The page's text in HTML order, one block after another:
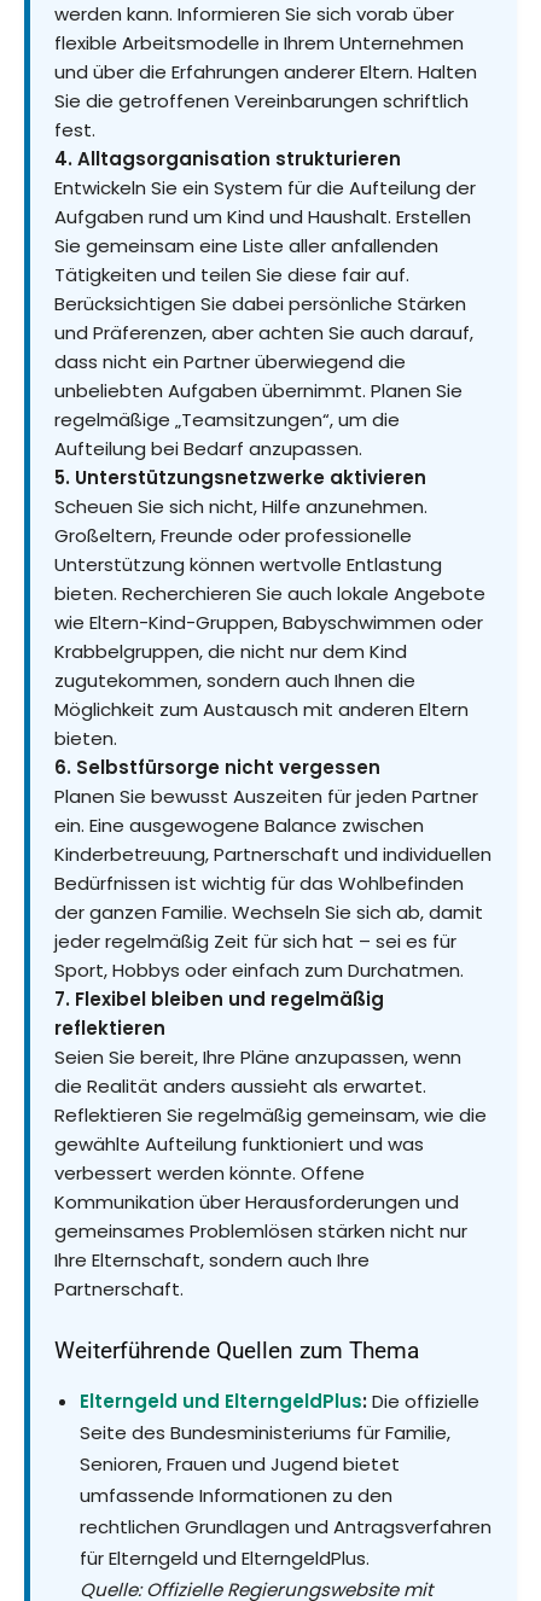
werden kann. Informieren Sie sich vorab über
flexible Arbeitsmodelle in Ihrem Unternehmen
und über die Erfahrungen anderer Eltern. Halten
Sie die getroffenen Vereinbarungen schriftlich
fest.
4. Alltagsorganisation strukturieren
Entwickeln Sie ein System für die Aufteilung der
Aufgaben rund um Kind und Haushalt. Erstellen
Sie gemeinsam eine Liste aller anfallenden
Tätigkeiten und teilen Sie diese fair auf.
Berücksichtigen Sie dabei persönliche Stärken
und Präferenzen, aber achten Sie auch darauf,
dass nicht ein Partner überwiegend die
unbeliebten Aufgaben übernimmt. Planen Sie
regelmäßige „Teamsitzungen“, um die
Aufteilung bei Bedarf anzupassen.
5. Unterstützungsnetzwerke aktivieren
Scheuen Sie sich nicht, Hilfe anzunehmen.
Großeltern, Freunde oder professionelle
Unterstützung können wertvolle Entlastung
bieten. Recherchieren Sie auch lokale Angebote
wie Eltern-Kind-Gruppen, Babyschwimmen oder
Krabbelgruppen, die nicht nur dem Kind
zugutekommen, sondern auch Ihnen die
Möglichkeit zum Austausch mit anderen Eltern
bieten.
6. Selbstfürsorge nicht vergessen
Planen Sie bewusst Auszeiten für jeden Partner
ein. Eine ausgewogene Balance zwischen
Kinderbetreuung, Partnerschaft und individuellen
Bedürfnissen ist wichtig für das Wohlbefinden
der ganzen Familie. Wechseln Sie sich ab, damit
jeder regelmäßig Zeit für sich hat – sei es für
Sport, Hobbys oder einfach zum Durchatmen.
7. Flexibel bleiben und regelmäßig
reflektieren
Seien Sie bereit, Ihre Pläne anzupassen, wenn
die Realität anders aussieht als erwartet.
Reflektieren Sie regelmäßig gemeinsam, wie die
gewählte Aufteilung funktioniert und was
verbessert werden könnte. Offene
Kommunikation über Herausforderungen und
gemeinsames Problemlösen stärken nicht nur
Ihre Elternschaft, sondern auch Ihre
Partnerschaft.
Weiterführende Quellen zum Thema
Elterngeld und ElterngeldPlus:Die offizielle
Seite des Bundesministeriums für Familie,
Senioren, Frauen und Jugend bietet
umfassende Informationen zu den
rechtlichen Grundlagen und Antragsverfahren
für Elterngeld und ElterngeldPlus.
Quelle: Offizielle Regierungswebsite mit